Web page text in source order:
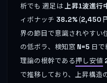
析でも 週足は上昇1波進行
ィボナッチ 38.2%(2,450
界の節目で意識されやすい
の低ボラ、検知窓 N=5 日
理論の根幹である押し安値
で推移しており、上昇構造